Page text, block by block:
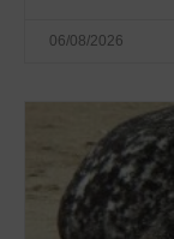
06/08/2026